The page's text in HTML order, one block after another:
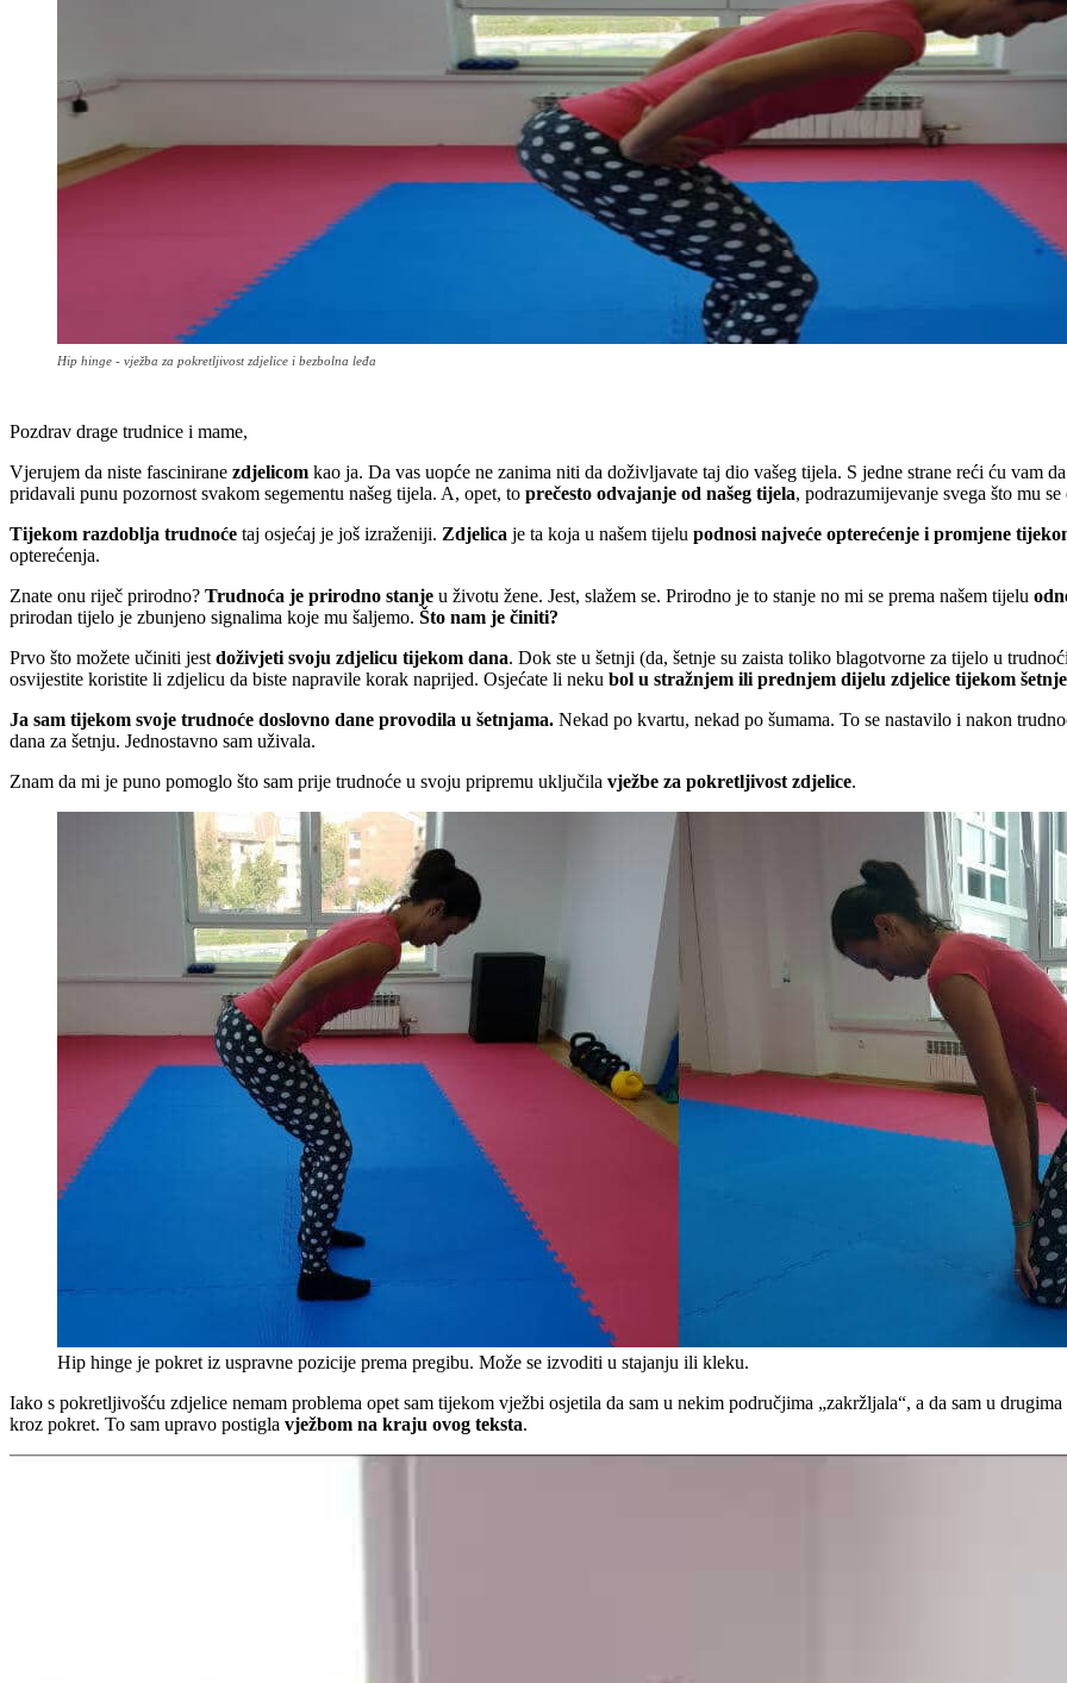
Hip hinge - vježba za pokretljivost zdjelice i bezbolna leđa
Pozdrav drage trudnice i mame,
Vjerujem da niste fascinirane zdjelicom kao ja. Da vas uopće ne zanima niti da doživljavate taj dio vašeg tijela. S jedne strane reći ću vam
pridavali punu pozornost svakom segementu našeg tijela. A, opet, to prečesto odvajanje od našeg tijela, podrazumijevanje svega što mu
Tijekom razdoblja trudnoće taj osjećaj je još izraženiji. Zdjelica je ta koja u našem tijelu podnosi najveće opterećenje i promjene
opterećenja.
Znate onu riječ prirodno? Trudnoća je prirodno stanje u životu žene. Jest, slažem se. Prirodno je to stanje no mi se prema našem tijelu
prirodan tijelo je zbunjeno signalima koje mu šaljemo. Što nam je činiti?
Prvo što možete učiniti jest doživjeti svoju zdjelicu tijekom dana. Dok ste u šetnji (da, šetnje su zaista toliko blagotvorne za tijelo u
osvijestite koristite li zdjelicu da biste napravile korak naprijed. Osjećate li neku bol u stražnjem ili prednjem dijelu zdjelice tijekom šetnje
Ja sam tijekom svoje trudnoće doslovno dane provodila u šetnjama. Nekad po kvartu, nekad po šumama. To se nastavilo i nakon
dana za šetnju. Jednostavno sam uživala.
Znam da mi je puno pomoglo što sam prije trudnoće u svoju pripremu uključila vježbe za pokretljivost zdjelice.
Hip hinge je pokret iz uspravne pozicije prema pregibu. Može se izvoditi u stajanju ili kleku.
Iako s pokretljivošću zdjelice nemam problema opet sam tijekom vježbi osjetila da sam u nekim područjima „zakržljala“, a da sam u
kroz pokret. To sam upravo postigla vježbom na kraju ovog teksta.